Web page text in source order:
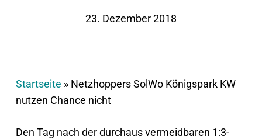
23. Dezember 2018
Startseite » Netzhoppers SolWo Königspark KW
nutzen Chance nicht
Den Tag nach der durchaus vermeidbaren 1:3-